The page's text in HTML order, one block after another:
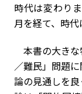
時代は変わり
月を経て、時代
本書の大きな
／難民」問題
論の見通しを